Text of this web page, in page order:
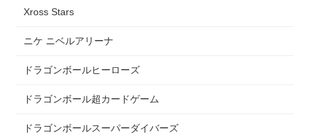
Xross Stars
ニケ ニベルアリーナ
ドラゴンボールヒーローズ
ドラゴンボール超カードゲーム
ドラゴンボールスーパーダイバーズ